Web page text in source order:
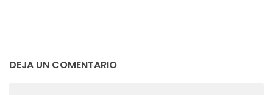
DEJA UN COMENTARIO